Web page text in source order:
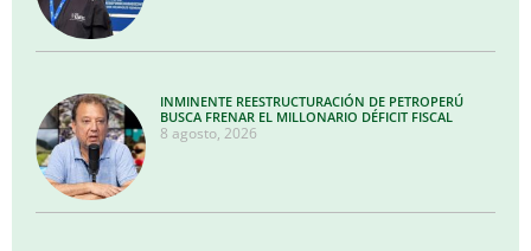
INMINENTE REESTRUCTURACIÓN DE PETROPERÚ
BUSCA FRENAR EL MILLONARIO DÉFICIT FISCAL
8 agosto, 2026